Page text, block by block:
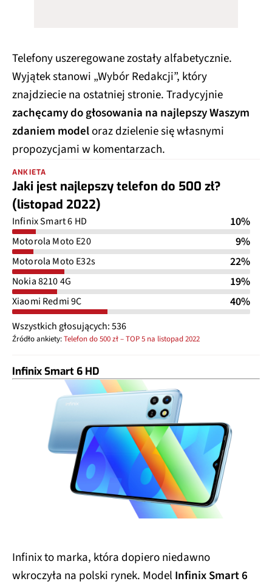
Telefony uszeregowane zostały alfabetycznie.
Wyjątek stanowi „Wybór Redakcji”, który
znajdziecie na ostatniej stronie. Tradycyjnie
zachęcamy do głosowania na najlepszy Waszym
zdaniem modeloraz dzielenie się własnymi
propozycjami w komentarzach.
ANKIETA
Jaki jest najlepszy telefon do 500 zł?
(listopad 2022)
Infinix Smart 6 HD 10%
Motorola Moto E20 9%
Motorola Moto E32s 22%
Nokia 8210 4G 19%
Xiaomi Redmi 9C 40%
Wszystkich głosujących: 536
Źródło ankiety:Telefon do 500 zł – TOP 5 na listopad 2022
Infinix Smart 6 HD
Infinix to marka, która dopiero niedawno
wkroczyła na polski rynek. Model Infinix Smart 6